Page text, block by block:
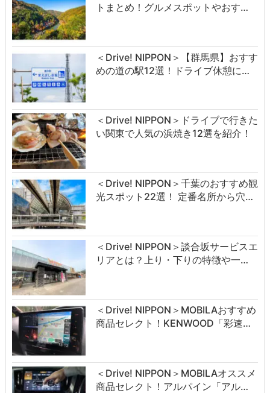
トまとめ！グルメスポットやおす…
＜Drive! NIPPON＞【群馬県】おすす
めの道の駅12選！ドライブ休憩に…
＜Drive! NIPPON＞ドライブで行きた
い関東で人気の浜焼き12選を紹介！
＜Drive! NIPPON＞千葉のおすすめ観
光スポット22選！ 定番名所から穴…
＜Drive! NIPPON＞談合坂サービスエ
リアとは？上り・下りの特徴や一…
＜Drive! NIPPON＞MOBILAおすすめ
商品セレクト！KENWOOD「彩速…
＜Drive! NIPPON＞MOBILAオススメ
商品セレクト！アルパイン「アル…